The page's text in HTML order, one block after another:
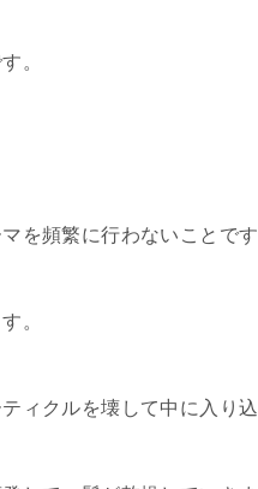
。
を頻繁に行わないことです
。
ィクルを壊して中に入り込